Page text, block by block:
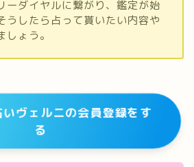
ーダイヤルに繋がり、鑑定が始
うしたら占って貰いたい内容や
ょう。
ヴェルニの会員登録をす
る